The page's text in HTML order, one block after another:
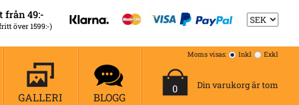
från 49:-
över 1599:-)
GALLERI BLOGG
0 Din varukorg är tom
Moms visas: Inkl Exkl